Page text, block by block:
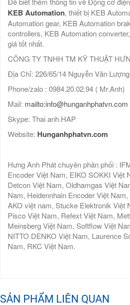
KEB Automation, thiết bị KEB
Automation gear, KEB Automation
controllers, KEB Automation
giá tốt nhất.
CÔNG TY TNHH TM KỸ THUẬT
Địa Chỉ: 226/65/14 Nguyễn Văn
Phone/zalo : 0984.20.02.94 ( Mr.Anh)
Mail: mailto:info@hunganhphatvn.com
Skype: Thai anh.HAP
Website: Hunganhphatvn.com
Hưng Anh Phát chuyên phân phối :
Encoder Việt Nam, EIKO SOKKI Việt
Detcon Việt Nam, Oldhamgas Việt
Nam, Heidennhain Encoder Việt
AKO việt nam, Stucke Elektronik Việt
Pisco Việt Nam, Refext Việt Nam,
Meinsberg Việt Nam, Softflow Việt
NITTO DENKO Việt Nam, Laurence
Nam, RKC Việt Nam.
SẢN PHẨM LIÊN QUAN